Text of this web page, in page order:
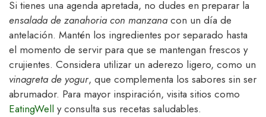
Si tienes una agenda apretada, no dudes en preparar la
ensalada de zanahoria con manzana con un día de
antelación. Mantén los ingredientes por separado hasta
el momento de servir para que se mantengan frescos y
crujientes. Considera utilizar un aderezo ligero, como un
vinagreta de yogur, que complementa los sabores sin ser
abrumador. Para mayor inspiración, visita sitios como
EatingWell y consulta sus recetas saludables.